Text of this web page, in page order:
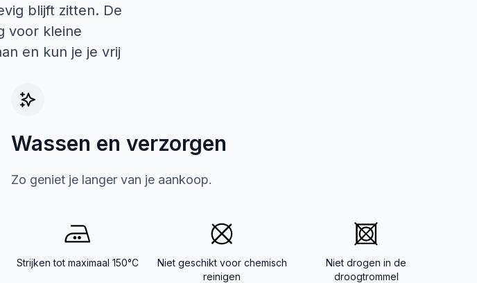
blijft zitten. De
voor kleine
en kun je je vrij
Wassen en verzorgen
Zo geniet je langer van je aankoop.
Strijken tot maximaal 150°C
Niet geschikt voor chemisch
reinigen
Niet drogen in de
droogtrommel